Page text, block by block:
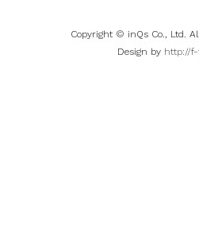
Copyright © inQs Co., Ltd.
Design by http://f-